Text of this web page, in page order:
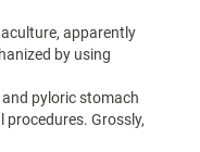
apparently
by using
pyloric stomach
Grossly,